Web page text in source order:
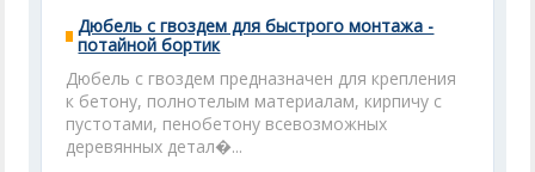
Дюбель с гвоздем для быстрого монтажа -
потайной бортик
Дюбель с гвоздем предназначен для крепления
к бетону, полнотелым материалам, кирпичу с
пустотами, пенобетону всевозможных
деревянных детал�...